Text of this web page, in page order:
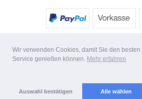
Wir verwenden Cookies, damit Sie den besten
Service genießen können. Mehr erfahren
Auswahl bestätigen Alle wählen
* Alle Preise inkl. MwSt.
Copyright 2026 by Future-